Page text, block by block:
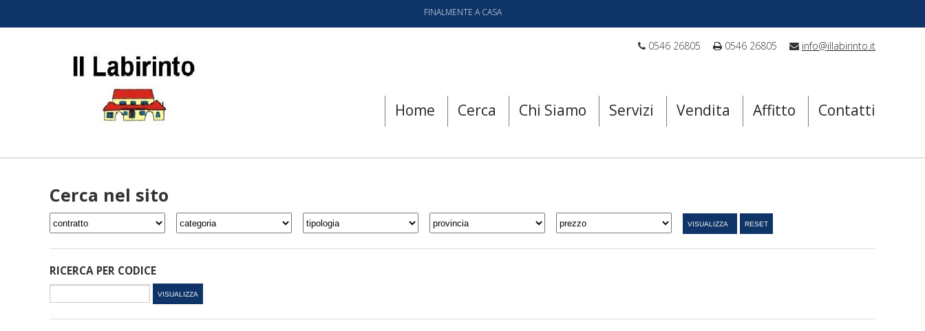
FINALMENTE A CASA
0546 26805 0546 26805 info@illabirinto.it
Home Cerca Chi Siamo Servizi Vendita Affitto Contatti
Cerca nel sito
VISUALIZZA RESET
RICERCA PER CODICE